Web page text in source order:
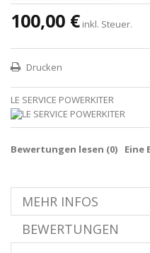
100,00 € inkl. Steuer.
Drucken
LE SERVICE POWERKITER
Bewertungen lesen (0) Eine
MEHR INFOS
BEWERTUNGEN